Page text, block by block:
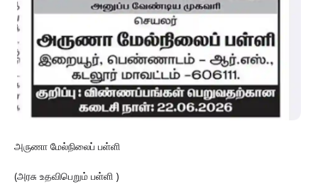
அருணா மேல்நிலைப் பள்ளி
(அரசு உதவிபெறும் பள்ளி )